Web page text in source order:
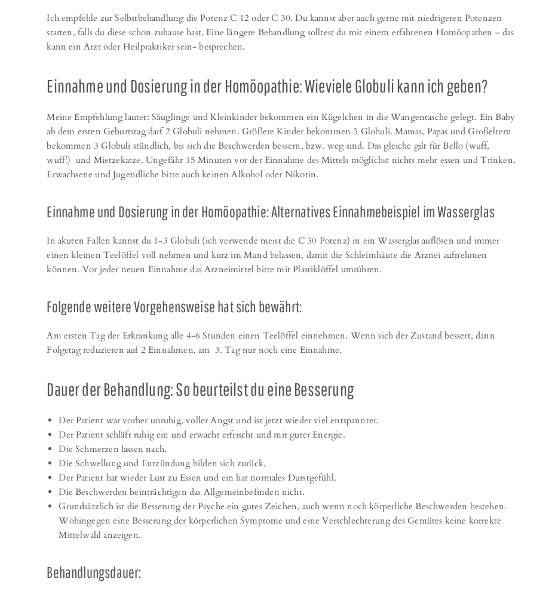
Ich empfehle zur Selbstbehandlung die Potenz C 12 oder C 30. Du kannst aber auch gerne mit niedrigeren Potenzen
starten, falls du diese schon zuhause hast. Eine längere Behandlung solltest du mit einem erfahrenen Homöopathen – das
kann ein Arzt oder Heilpraktiker sein- besprechen.
Einnahme und Dosierung in der Homöopathie: Wieviele Globuli kann ich geben?
Meine Empfehlung lautet: Säuglinge und Kleinkinder bekommen ein Kügelchen in die Wangentasche gelegt. Ein Baby
ab dem ersten Geburtstag darf 2 Globuli nehmen. Größere Kinder bekommen 3 Globuli. Mamas, Papas und Großeltern
bekommen 3 Globuli stündlich, bis sich die Beschwerden bessern, bzw. weg sind. Das gleiche gilt für Bello (wuff,
wuff!) und Mietzekatze. Ungefähr 15 Minuten vor der Einnahme des Mittels möglichst nichts mehr essen und Trinken.
Erwachsene und Jugendliche bitte auch keinen Alkohol oder Nikotin.
Einnahme und Dosierung in der Homöopathie: Alternatives Einnahmebeispiel im Wasserglas
In akuten Fallen kannst du 1-3 Globuli (ich verwende meist die C 30 Potenz) in ein Wasserglas auflösen und immer
einen kleinen Teelöffel voll nehmen und kurz im Mund belassen, damit die Schleimhäute die Arznei aufnehmen
können. Vor jeder neuen Einnahme das Arzneimittel bitte mit Plastiklöffel umrühren.
Folgende weitere Vorgehensweise hat sich bewährt:
Am ersten Tag der Erkrankung alle 4-6 Stunden einen Teelöffel einnehmen. Wenn sich der Zustand bessert, dann
Folgetag reduzieren auf 2 Einnahmen, am 3. Tag nur noch eine Einnahme.
Dauer der Behandlung: So beurteilst du eine Besserung
Der Patient war vorher unruhig, voller Angst und ist jetzt wieder viel entspannter.
Der Patient schläft ruhig ein und erwacht erfrischt und mit guter Energie.
Die Schmerzen lassen nach.
Die Schwellung und Entzündung bilden sich zurück.
Der Patient hat wieder Lust zu Essen und ein hat normales Durstgefühl.
Die Beschwerden beinträchtigen das Allgemeinbefinden nicht.
Grundsätzlich ist die Besserung der Psyche ein gutes Zeichen, auch wenn noch körperliche Beschwerden bestehen.
Wohingegen eine Besserung der körperlichen Symptome und eine Verschlechterung des Gemütes keine korrekte
Mittelwahl anzeigen.
Behandlungsdauer: